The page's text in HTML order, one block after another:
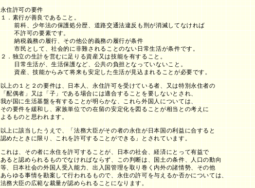
永住許可の要件
１．素行が善良であること。
前科、少年法の保護処分歴、道路交通法違反も刑が消滅してなければ
不許可の要素です。
納税義務の履行、その他公的義務の履行が条件
市民として、社会的に非難されることのない日常生活が条件です。
２．独立の生計を営むに足りる資産又は技能を有すること。
日常生活が、生活保護など、公共の負担となっていないこと。
資産、技能からみて将来も安定した生活が見込まれることが必要です。
以上の１と２の要件は、日本人、永住許可を受けている者、又は特別永住者の
「配偶者」又は「子」である場合には適合することを要しないとされ、
我が国に生活基盤を有することが明らかな、これら外国人については、
その要件を緩和し、家族単位での在留の安定化を図ることが相当との考えに
よるものと思われます。
以上に該当したうえで、「法務大臣がその者の永住が日本国の利益に合すると
認めたときに限り、これを許可することができる」とされています。
これは、その者に永住を許可することが、日本の社会、経済にとって有益で
あると認められるものでなければならず、この判断は、国土の条件、人口の動向
等、日本社会の外国人受入能力、出入国管理を取り巻く内外の諸情勢、その他
あらゆる事情を勘案して行われるもので、永住の許可を与えるか否かについては、
法務大臣の広範な裁量が認められることになります。